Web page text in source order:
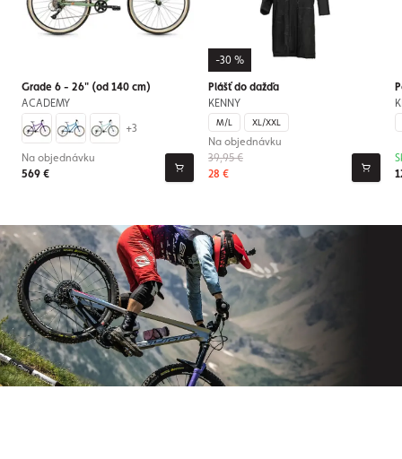
Grade 6 - 26" (od 140 cm)
ACADEMY
+3
569 €
Na objednávku
-30 %
Plášť do dažďa
KENNY
M/L XL/XXL
39,95 €
28 €
Na objednávku